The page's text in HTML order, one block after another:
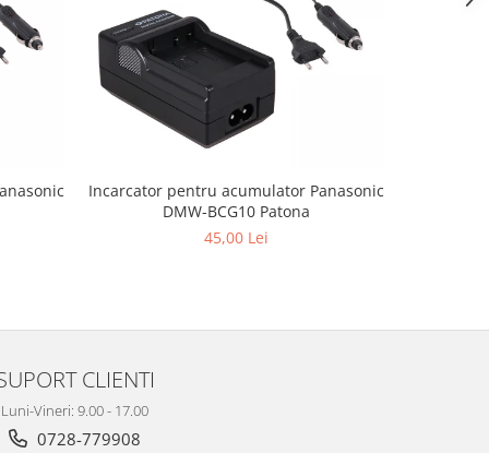
Incarcator pentru acumulator Panasonic
DMW-BCG10 Patona
45,00 Lei
CLIENTI
Luni-Vineri: 9.00 - 17.00
0728-779908